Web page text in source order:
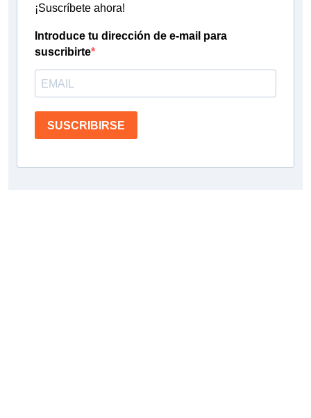
¡Suscríbete ahora!
Introduce tu dirección de e-mail para
suscribirte
SUSCRIBIRSE